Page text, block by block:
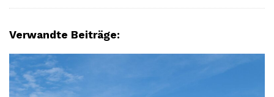
Verwandte Beiträge: